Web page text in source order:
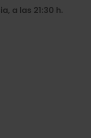
a las 21:30 h.